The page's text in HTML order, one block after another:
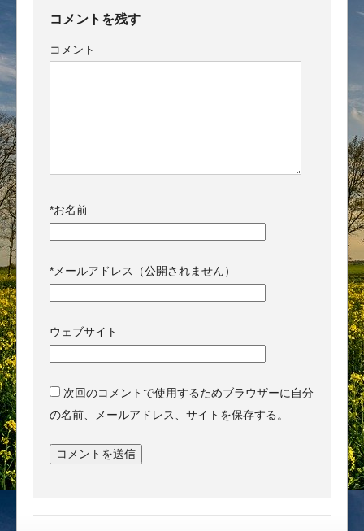
コメントを残す
コメント
*お名前
* メールアドレス（公開されません）
ウェブサイト
次回のコメントで使用するためブラウザーに自分
の名前、メールアドレス、サイトを保存する。